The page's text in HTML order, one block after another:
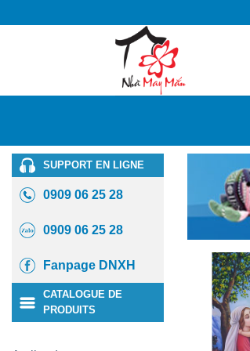
to
SUPPORT EN LIGNE
0909 06 25 28
0909 06 25 28
Fanpage DNXH
CATALOGUE DE
PRODUITS